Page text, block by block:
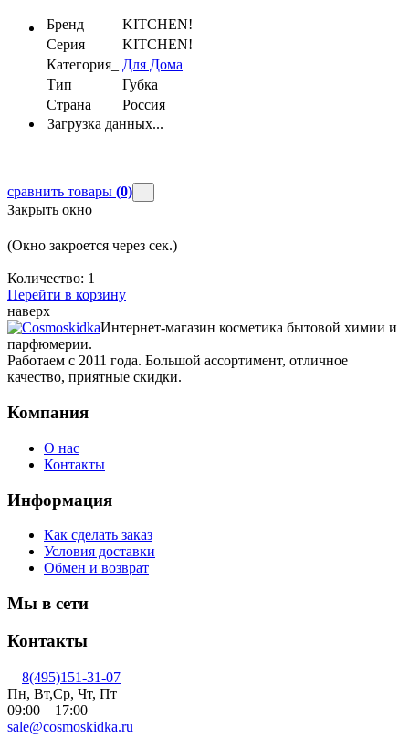
Бренд
KITCHEN!
Серия
KITCHEN!
Категория_
Для Дома
Тип
Губка
Страна
Россия
Загрузка данных...
сравнить товары (0)
Закрыть окно
(Окно закроется через сек.)
Количество: 1
Перейти в корзину
наверх
Интернет-магазин косметика бытовой химии и
парфюмерии.
Работаем с 2011 года. Большой ассортимент, отличное
качество, приятные скидки.
Компания
О нас
Контакты
Информация
Как сделать заказ
Условия доставки
Обмен и возврат
Мы в сети
Контакты
8(495)151-31-07
Пн, Вт,Ср, Чт, Пт
09:00—17:00
sale@cosmoskidka.ru